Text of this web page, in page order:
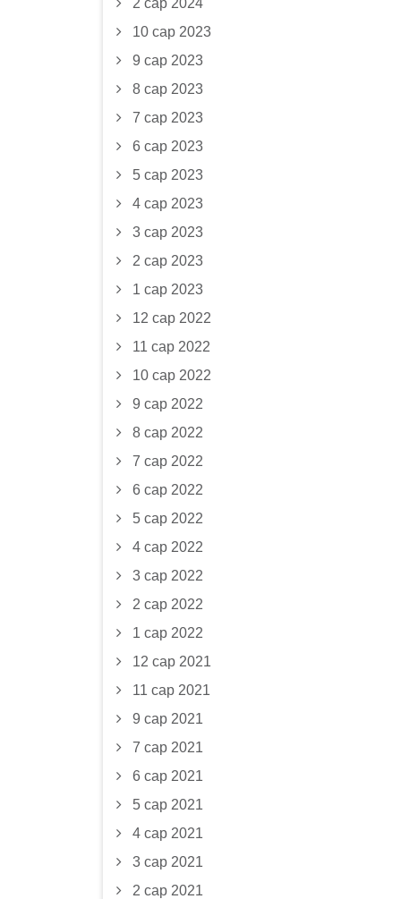
2 сар 2024
10 сар 2023
9 сар 2023
8 сар 2023
7 сар 2023
6 сар 2023
5 сар 2023
4 сар 2023
3 сар 2023
2 сар 2023
1 сар 2023
12 сар 2022
11 сар 2022
10 сар 2022
9 сар 2022
8 сар 2022
7 сар 2022
6 сар 2022
5 сар 2022
4 сар 2022
3 сар 2022
2 сар 2022
1 сар 2022
12 сар 2021
11 сар 2021
9 сар 2021
7 сар 2021
6 сар 2021
5 сар 2021
4 сар 2021
3 сар 2021
2 сар 2021